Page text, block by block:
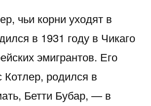
чьи корни уходят в
в 1931 году в Чикаго
эмигрантов. Его
родился в
Бетти Бубар, — в